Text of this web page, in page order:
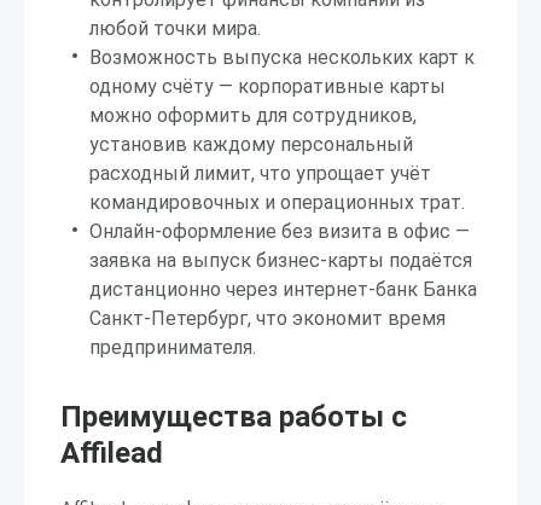
любой точки мира.
Возможность выпуска нескольких карт к
одному счёту — корпоративные карты
можно оформить для сотрудников,
установив каждому персональный
расходный лимит, что упрощает учёт
командировочных и операционных трат.
Онлайн-оформление без визита в офис —
заявка на выпуск бизнес-карты подаётся
дистанционно через интернет-банк Банка
Санкт-Петербург, что экономит время
предпринимателя.
Преимущества работы с
Affilead